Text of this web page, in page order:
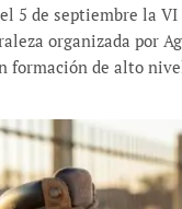
5 de septiembre la VI
organizada por
formación de alto